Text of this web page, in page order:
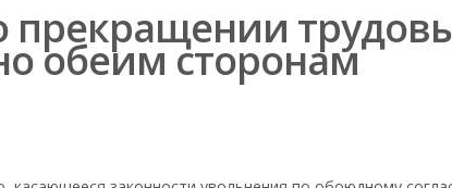
прекращении
обеим сторонам